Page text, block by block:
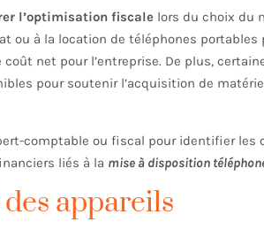
l’optimisation fiscale lors du choix du
ou à la location de téléphones
net pour l’entreprise. De plus,
pour soutenir l’acquisition de
comptable ou fiscal pour identifier les
liés à la mise à disposition
appareils